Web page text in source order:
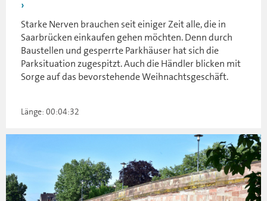
Starke Nerven brauchen seit einiger Zeit alle, die in
Saarbrücken einkaufen gehen möchten. Denn durch
Baustellen und gesperrte Parkhäuser hat sich die
Parksituation zugespitzt. Auch die Händler blicken mit
Sorge auf das bevorstehende Weihnachtsgeschäft.
Länge: 00:04:32